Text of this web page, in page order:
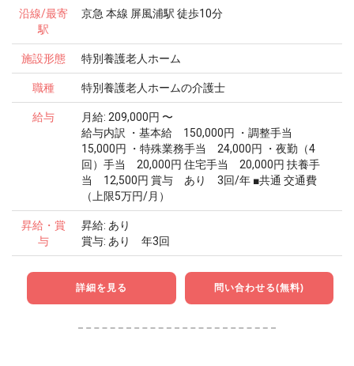
沿線/最寄
駅
京急 本線 屏風浦駅 徒歩10分
施設形態 特別養護老人ホーム
職種 特別養護老人ホームの介護士
給与
月給: 209,000円 〜
給与内訳 ・基本給 150,000円 ・調整手当
15,000円 ・特殊業務手当 24,000円 ・夜勤（4
回）手当 20,000円 住宅手当 20,000円 扶養手
当 12,500円 賞与 あり 3回/年 ■共通 交通費
（上限5万円/月）
昇給・賞
与
昇給: あり
賞与: あり 年3回
詳細を見る 問い合わせる(無料)